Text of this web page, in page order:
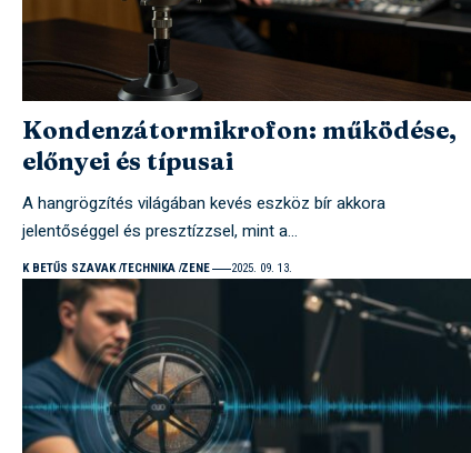
Kondenzátormikrofon: működése,
előnyei és típusai
A hangrögzítés világában kevés eszköz bír akkora
jelentőséggel és presztízzsel, mint a…
K BETŰS SZAVAK TECHNIKA ZENE 2025. 09. 13.